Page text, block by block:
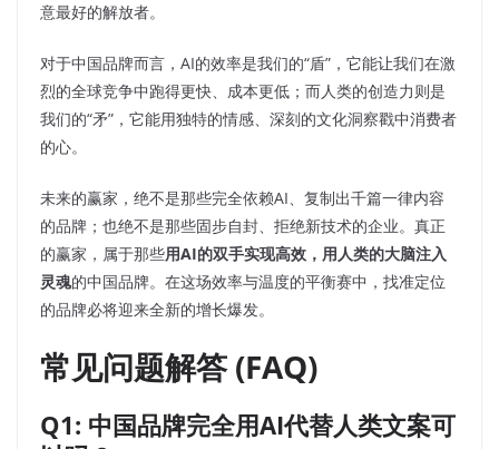
意最好的解放者。
对于中国品牌而言，AI的效率是我们的“盾”，它能让我们在激
烈的全球竞争中跑得更快、成本更低；而人类的创造力则是
我们的“矛”，它能用独特的情感、深刻的文化洞察戳中消费者
的心。
未来的赢家，绝不是那些完全依赖AI、复制出千篇一律内容
的品牌；也绝不是那些固步自封、拒绝新技术的企业。真正
的赢家，属于那些用AI的双手实现高效，用人类的大脑注入
灵魂的中国品牌。在这场效率与温度的平衡赛中，找准定位
的品牌必将迎来全新的增长爆发。
常见问题解答 (FAQ)
Q1: 中国品牌完全用AI代替人类文案可